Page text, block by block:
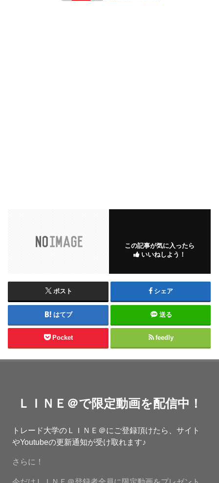
この記事が気に入ったら
いいねしよう！
ポスト シェア
はてブ 送る
Pocket feedly
ＬＩＮＥ＠で限定動画を配信中！
トレード大学のＬＩＮＥ＠にご登録頂けたら、サイト
やYoutubeの更新通知が受け取れます♪
さらに！